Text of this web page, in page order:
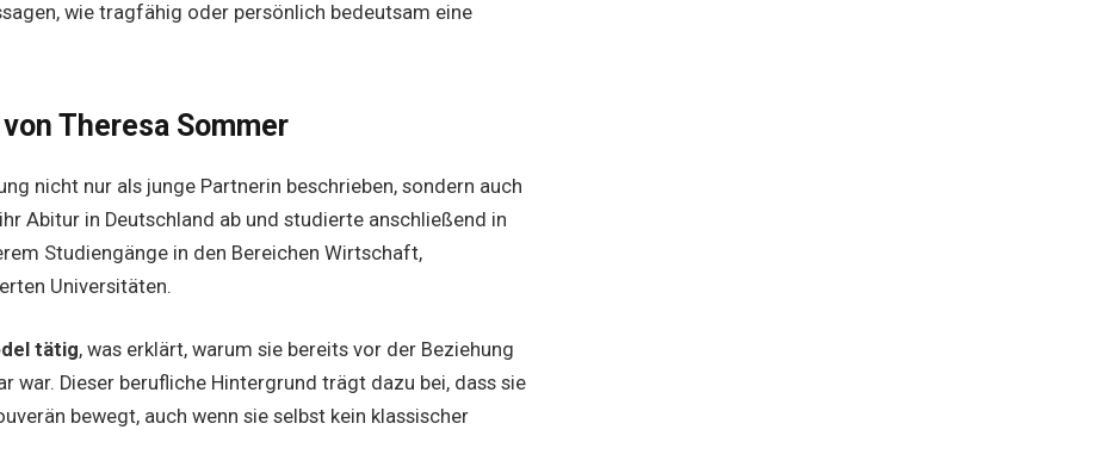
wie tragfähig oder persönlich bedeutsam eine
Theresa Sommer
nicht nur als junge Partnerin beschrieben, sondern auch
Abitur in Deutschland ab und studierte anschließend in
Studiengänge in den Bereichen Wirtschaft,
Universitäten.
tätig, was erklärt, warum sie bereits vor der Beziehung
war. Dieser berufliche Hintergrund trägt dazu bei, dass sie
bewegt, auch wenn sie selbst kein klassischer